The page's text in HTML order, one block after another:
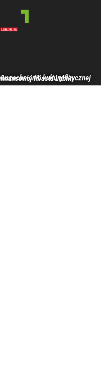
jest przy pomocy finansowej Miasta Lublin